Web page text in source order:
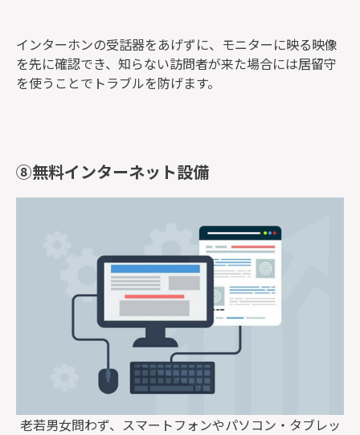
インターホンの受話器をあげずに、モニターに映る映像
を先に確認でき、知らない訪問者が来た場合には居留守
を使うことでトラブルを防げます。
⑧無料インターネット設備
老若男女問わず、スマートフォンやパソコン・タブレッ